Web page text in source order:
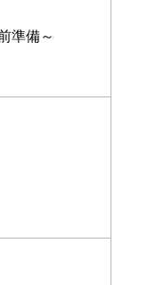
準備～